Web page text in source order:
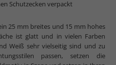
Schutzecken verpackt
25 mm breites und 15 mm hohes
ist glatt und in vielen Farben
Weiß sehr vielseitig sind und zu
passen, setzen die